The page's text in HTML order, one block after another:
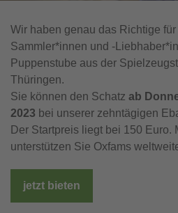
Wir haben genau das Richtige
Sammler*innen und -
Puppenstube aus der
Thüringen.
Sie können den Schatz ab
2023 bei unserer zehntägigen
Der Startpreis liegt bei 150 Euro.
unterstützen Sie Oxfams
jetzt bieten